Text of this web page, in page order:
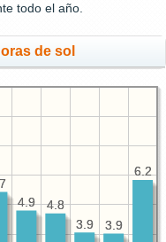
todo el año.
de sol
6.2
3.9
3.9
4.8
4.9
6.2
3.9
3.9
4.8
4.9